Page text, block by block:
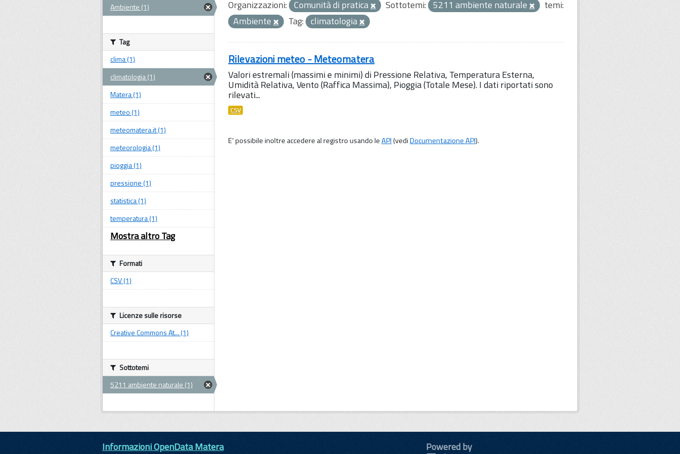
Organizzazioni: Comunità di pratica Sottotemi: 5211 ambiente naturale
temi:
Ambiente
Tag: climatologia
Rilevazioni meteo - Meteomatera
Valori estremali (massimi e minimi) di Pressione Relativa, Temperatura Esterna,
Umidità Relativa, Vento (Raffica Massima), Pioggia (Totale Mese). I dati riportati sono
rilevati...
CSV
E' possibile inoltre accedere al registro usando leAPI(vediDocumentazione API).
Ambiente (1)
Tag
clima (1)
climatologia (1)
Matera (1)
meteo (1)
meteomatera.it (1)
meteorologia (1)
pioggia (1)
pressione (1)
statistica (1)
temperatura (1)
Mostra altro Tag
Formati
CSV (1)
Licenze sulle risorse
Creative Commons At... (1)
Sottotemi
5211 ambiente naturale (1)
Informazioni OpenData Matera
Powered by